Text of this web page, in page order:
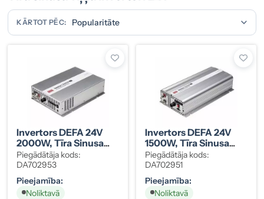
KĀRTOT PĒC:
Invertors DEFA 24V
2000W, Tīra Sinusa
Viļņa
Piegādātāja kods:
DA702953
Pieejamība:
Noliktavā
Invertors DEFA 24V
1500W, Tīra Sinusa
Viļņa
Piegādātāja kods:
DA702951
Pieejamība:
Noliktavā